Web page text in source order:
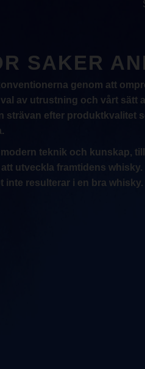
SAKER
genom att
av utrustning och vårt sätt
strävan efter produktkvalitet
teknik och kunskap,
utveckla framtidens
inte resulterar i en bra whisky.